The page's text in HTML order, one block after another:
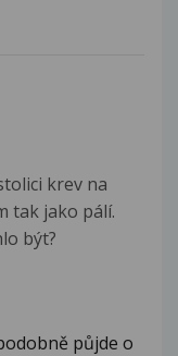
krev na
tak jako pálí.
být?
půjde o